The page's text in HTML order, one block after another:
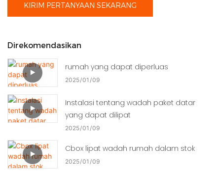
KIRIM PERTANYAAN SEKARANG
Direkomendasikan
rumah yang dapat diperluas
2025 01 09
Instalasi tentang wadah paket datar
yang dapat dilipat
2025 01 09
Cbox lipat wadah rumah dalam stok
2025 01 09